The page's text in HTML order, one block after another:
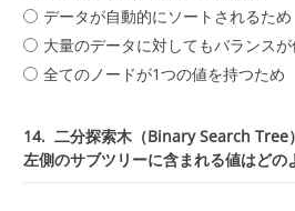
データが自動的にソートされるため
大量のデータに対してもバランス
全てのノードが1つの値を持つため
14. 二分探索木（Binary Search Tree
左側のサブツリーに含まれる値はどの